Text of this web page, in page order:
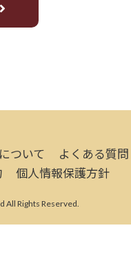
ついて よくある質問
個人情報保護方針
All Rights Reserved.